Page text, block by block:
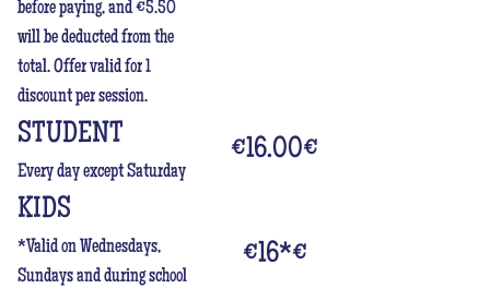
before paying, and €5.50
will be deducted from the
total. Offer valid for 1
discount per session.
STUDENT
Every day except Saturday
€16.00€
KIDS
*Valid on Wednesdays,
Sundays and during school
€16*€